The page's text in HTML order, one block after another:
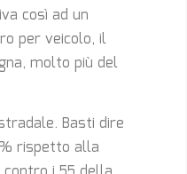
così ad un
per veicolo, il
molto più del
Basti dire
rispetto alla